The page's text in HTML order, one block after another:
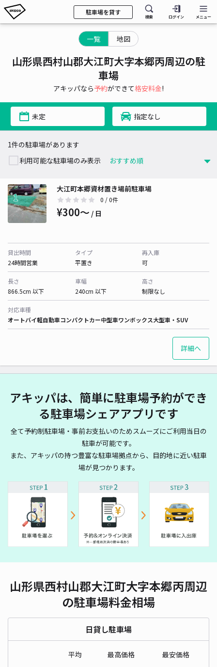
駐車場を貸す
検索 ログイン メニュー
一覧 地図
山形県西村山郡大江町大字本郷丙周辺の駐
車場
アキッパなら予約ができて格安料金!
未定 指定なし
1件の駐車場があります
利用可能な駐車場のみ表示
大江町本郷資材置き場前駐車場
0 / 0件
¥300〜 / 日
貸出時間
24時間営業
タイプ
平置き
再入庫
可
長さ
866.5cm 以下
車幅
240cm 以下
高さ
制限なし
対応車種
オートバイ軽自動車コンパクトカー中型車ワンボックス大型車・SUV
詳細へ
アキッパは、簡単に駐車場予約ができ
る駐車場シェアアプリです
全て予約制駐車場・事前お支払いのためスムーズにご利用当日の
駐車が可能です。
また、アキッパの持つ豊富な駐車場拠点から、目的地に近い駐車
場が見つかります。
山形県西村山郡大江町大字本郷丙周辺
の駐車場料金相場
日貸し駐車場
平均 最高価格 最安価格